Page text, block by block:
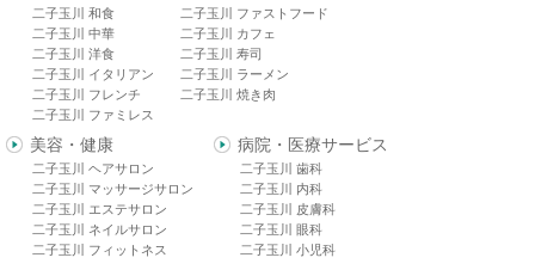
二子玉川 和食
二子玉川 中華
二子玉川 洋食
二子玉川 イタリアン
二子玉川 フレンチ
二子玉川 ファミレス
二子玉川 ファストフード
二子玉川 カフェ
二子玉川 寿司
二子玉川 ラーメン
二子玉川 焼き肉
美容・健康
二子玉川 ヘアサロン
二子玉川 マッサージサロン
二子玉川 エステサロン
二子玉川 ネイルサロン
二子玉川 フィットネス
病院・医療サービス
二子玉川 歯科
二子玉川 内科
二子玉川 皮膚科
二子玉川 眼科
二子玉川 小児科